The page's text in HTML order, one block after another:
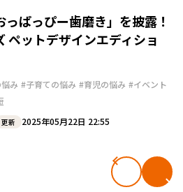
ぱっぴー歯磨き」を披露！
ペットデザインエディショ
み #子育ての悩み #育児の悩み #イベント
更新 2025年05月22日 22:55